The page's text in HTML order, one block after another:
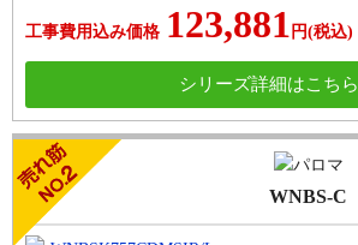
工事費用込み価格 123,881 円(税込)
シリーズ詳細はこちら
WNBS-C